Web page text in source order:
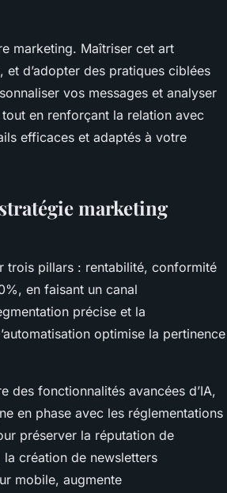
marketing. Maîtriser cet art
d’adopter des pratiques ciblées
vos messages et analyser
en renforçant la relation avec
efficaces et adaptés à votre
marketing
trois pillars : rentabilité, conformité
en faisant un canal
précise et la
optimise la pertinence
des fonctionnalités avancées d’IA,
en phase avec les réglementations
préserver la réputation de
la création de newsletters
mobile, augmente